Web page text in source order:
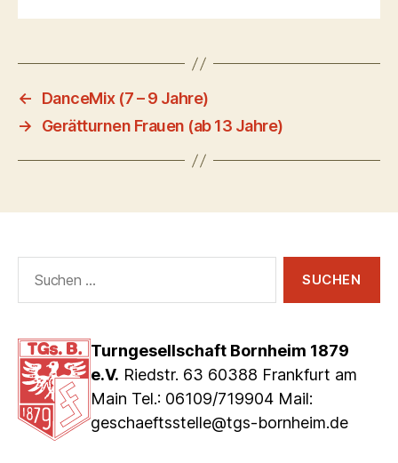
←
DanceMix (7 – 9 Jahre)
→
Gerätturnen Frauen (ab 13 Jahre)
Turngesellschaft Bornheim 1879
e.V. Riedstr. 63 60388 Frankfurt am
Main Tel.: 06109/719904 Mail:
geschaeftsstelle@tgs-bornheim.de
nach: